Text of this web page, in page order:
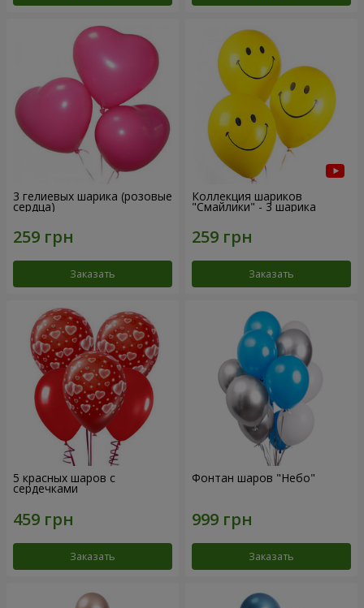
3 гелиевых шарика (розовые
сердца)
Заказать
Коллекция шариков
"Смайлики" - 3 шарика
Заказать
5 красных шаров с
сердечками
Заказать
Фонтан шаров "Небо"
Заказать